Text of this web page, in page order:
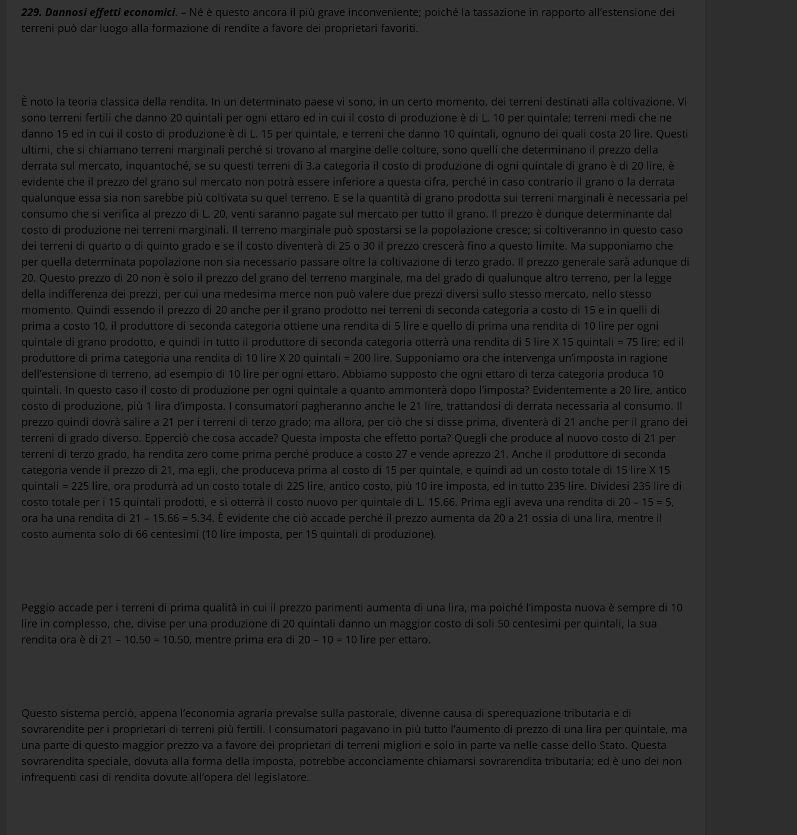
229. Dannosi effetti economici. – Né è questo ancora il più grave inconveniente; poiché la tassazione in rapporto all’estensione dei
terreni può dar luogo alla formazione di rendite a favore dei proprietari favoriti.
È noto la teoria classica della rendita. In un determinato paese vi sono, in un certo momento, dei terreni destinati alla coltivazione. Vi
sono terreni fertili che danno 20 quintali per ogni ettaro ed in cui il costo di produzione è di L. 10 per quintale; terreni medi che ne
danno 15 ed in cui il costo di produzione è di L. 15 per quintale, e terreni che danno 10 quintali, ognuno dei quali costa 20 lire. Questi
ultimi, che si chiamano terreni marginali perché si trovano al margine delle colture, sono quelli che determinano il prezzo della
derrata sul mercato, inquantoché, se su questi terreni di 3.a categoria il costo di produzione di ogni quintale di grano è di 20 lire, è
evidente che il prezzo del grano sul mercato non potrà essere inferiore a questa cifra, perché in caso contrario il grano o la derrata
qualunque essa sia non sarebbe più coltivata su quel terreno. E se la quantità di grano prodotta sui terreni marginali è necessaria pel
consumo che si verifica al prezzo di L. 20, venti saranno pagate sul mercato per tutto il grano. Il prezzo è dunque determinante dal
costo di produzione nei terreni marginali. Il terreno marginale può spostarsi se la popolazione cresce; si coltiveranno in questo caso
dei terreni di quarto o di quinto grado e se il costo diventerà di 25 o 30 il prezzo crescerà fino a questo limite. Ma supponiamo che
per quella determinata popolazione non sia necessario passare oltre la coltivazione di terzo grado. Il prezzo generale sarà adunque di
20. Questo prezzo di 20 non è solo il prezzo del grano del terreno marginale, ma del grado di qualunque altro terreno, per la legge
della indifferenza dei prezzi, per cui una medesima merce non può valere due prezzi diversi sullo stesso mercato, nello stesso
momento. Quindi essendo il prezzo di 20 anche per il grano prodotto nei terreni di seconda categoria a costo di 15 e in quelli di
prima a costo 10, il produttore di seconda categoria ottiene una rendita di 5 lire e quello di prima una rendita di 10 lire per ogni
quintale di grano prodotto, e quindi in tutto il produttore di seconda categoria otterrà una rendita di 5 lire X 15 quintali = 75 lire; ed il
produttore di prima categoria una rendita di 10 lire X 20 quintali = 200 lire. Supponiamo ora che intervenga un’imposta in ragione
dell’estensione di terreno, ad esempio di 10 lire per ogni ettaro. Abbiamo supposto che ogni ettaro di terza categoria produca 10
quintali. In questo caso il costo di produzione per ogni quintale a quanto ammonterà dopo l’imposta? Evidentemente a 20 lire, antico
costo di produzione, più 1 lira d’imposta. I consumatori pagheranno anche le 21 lire, trattandosi di derrata necessaria al consumo. Il
prezzo quindi dovrà salire a 21 per i terreni di terzo grado; ma allora, per ciò che si disse prima, diventerà di 21 anche per il grano dei
terreni di grado diverso. Epperciò che cosa accade? Questa imposta che effetto porta? Quegli che produce al nuovo costo di 21 per
terreni di terzo grado, ha rendita zero come prima perché produce a costo 27 e vende aprezzo 21. Anche il produttore di seconda
categoria vende il prezzo di 21, ma egli, che produceva prima al costo di 15 per quintale, e quindi ad un costo totale di 15 lire X 15
quintali = 225 lire, ora produrrà ad un costo totale di 225 lire, antico costo, più 10 ire imposta, ed in tutto 235 lire. Dividesi 235 lire di
costo totale per i 15 quintali prodotti, e si otterrà il costo nuovo per quintale di L. 15.66. Prima egli aveva una rendita di 20 – 15 = 5,
ora ha una rendita di 21 – 15.66 = 5.34. È evidente che ciò accade perché il prezzo aumenta da 20 a 21 ossia di una lira, mentre il
costo aumenta solo di 66 centesimi (10 lire imposta, per 15 quintali di produzione).
Peggio accade per i terreni di prima qualità in cui il prezzo parimenti aumenta di una lira, ma poiché l’imposta nuova è sempre di 10
lire in complesso, che, divise per una produzione di 20 quintali danno un maggior costo di soli 50 centesimi per quintali, la sua
rendita ora è di 21 – 10.50 = 10.50, mentre prima era di 20 – 10 = 10 lire per ettaro.
Questo sistema perciò, appena l’economia agraria prevalse sulla pastorale, divenne causa di sperequazione tributaria e di
sovrarendite per i proprietari di terreni più fertili. I consumatori pagavano in più tutto l’aumento di prezzo di una lira per quintale, ma
una parte di questo maggior prezzo va a favore dei proprietari di terreni migliori e solo in parte va nelle casse dello Stato. Questa
sovrarendita speciale, dovuta alla forma della imposta, potrebbe acconciamente chiamarsi sovrarendita tributaria; ed è uno dei non
infrequenti casi di rendita dovute all’opera del legislatore.